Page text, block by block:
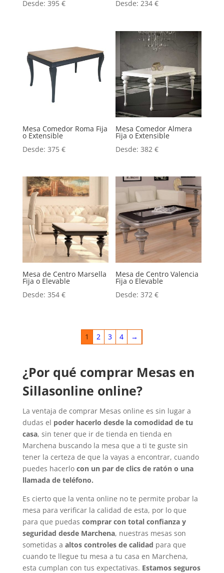
Desde: 395 €
Desde:234€
Mesa Comedor Roma Fija
o Extensible
Desde: 375 €
Mesa Comedor Almera
Fija o Extensible
Desde:382€
Mesa de Centro Marsella
Fija o Elevable
Desde: 354 €
Mesa de Centro Valencia
Fija o Elevable
Desde:372€
1 2 3 4 →
¿Por qué comprar Mesas en
Sillasonline online?
La ventaja de comprar Mesas online es sin lugar a
dudas el poder hacerlo desde la comodidad de tu
casa, sin tener que ir de tienda en tienda en
Marchena buscando la mesa que a ti te guste sin
tener la certeza de que la vayas a encontrar, cuando
puedes hacerlo con un par de clics de ratón o una
llamada de teléfono.
Es cierto que la venta online no te permite probar la
mesa para verificar la calidad de esta, por lo que
para que puedas comprar con total confianza y
seguridad desde Marchena, nuestras mesas son
sometidas a altos controles de calidad para que
cuando te llegue tu mesa a tu casa en Marchena,
esta cumplan con tus expectativas. Estamos seguros